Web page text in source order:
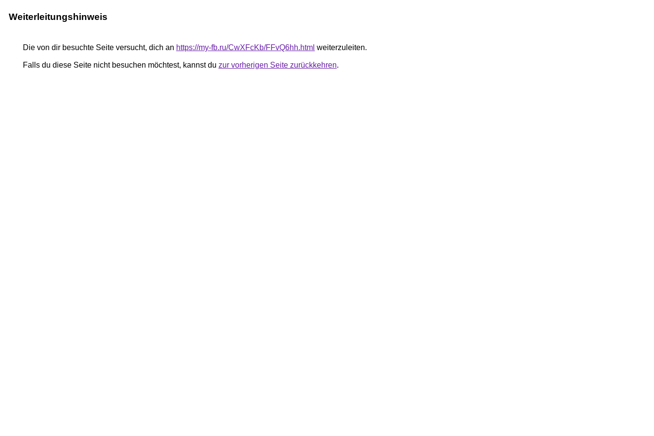
Weiterleitungshinweis
Die von dir besuchte Seite versucht, dich an https://my-fb.ru/CwXFcKb/FFvQ6hh.html weiterzuleiten.
Falls du diese Seite nicht besuchen möchtest, kannst du zur vorherigen Seite zurückkehren.